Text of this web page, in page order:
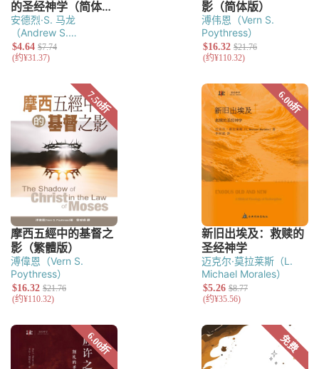
安德烈·S. 马龙
（Andrew S.
Malone）
溥伟恩（Vern S.
Poythress）
溥偉恩（Vern S.
Poythress）
迈克尔·莫拉莱斯（L.
Michael Morales）